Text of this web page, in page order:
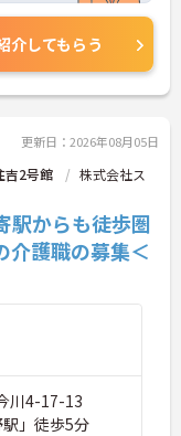
介してもらう
更新日：2026年08月05日
吉2号館
株式会社ス
駅からも徒歩圏
護職の募集＜
川4-17-13
」徒歩5分